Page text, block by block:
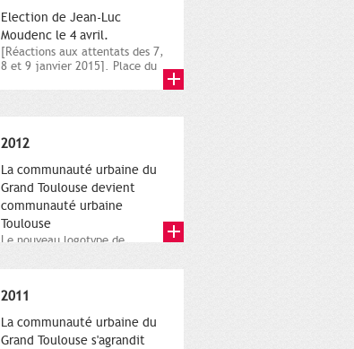
Election de Jean-Luc
Moudenc le 4 avril.
[Réactions aux attentats des 7,
8 et 9 janvier 2015]. Place du
2012
La communauté urbaine du
Grand Toulouse devient
communauté urbaine
Toulouse
Le nouveau logotype de
représentant l'anneau de
2011
La communauté urbaine du
Grand Toulouse s'agrandit